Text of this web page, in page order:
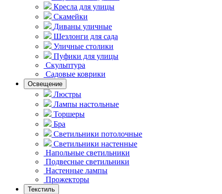
Кресла для улицы
Скамейки
Диваны уличные
Шезлонги для сада
Уличные столики
Пуфики для улицы
Скульптура
Садовые коврики
Освещение
Люстры
Лампы настольные
Торшеры
Бра
Светильники потолочные
Светильники настенные
Напольные светильники
Подвесные светильники
Hастенные лампы
Прожекторы
Текстиль